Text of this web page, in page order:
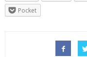
Pocket